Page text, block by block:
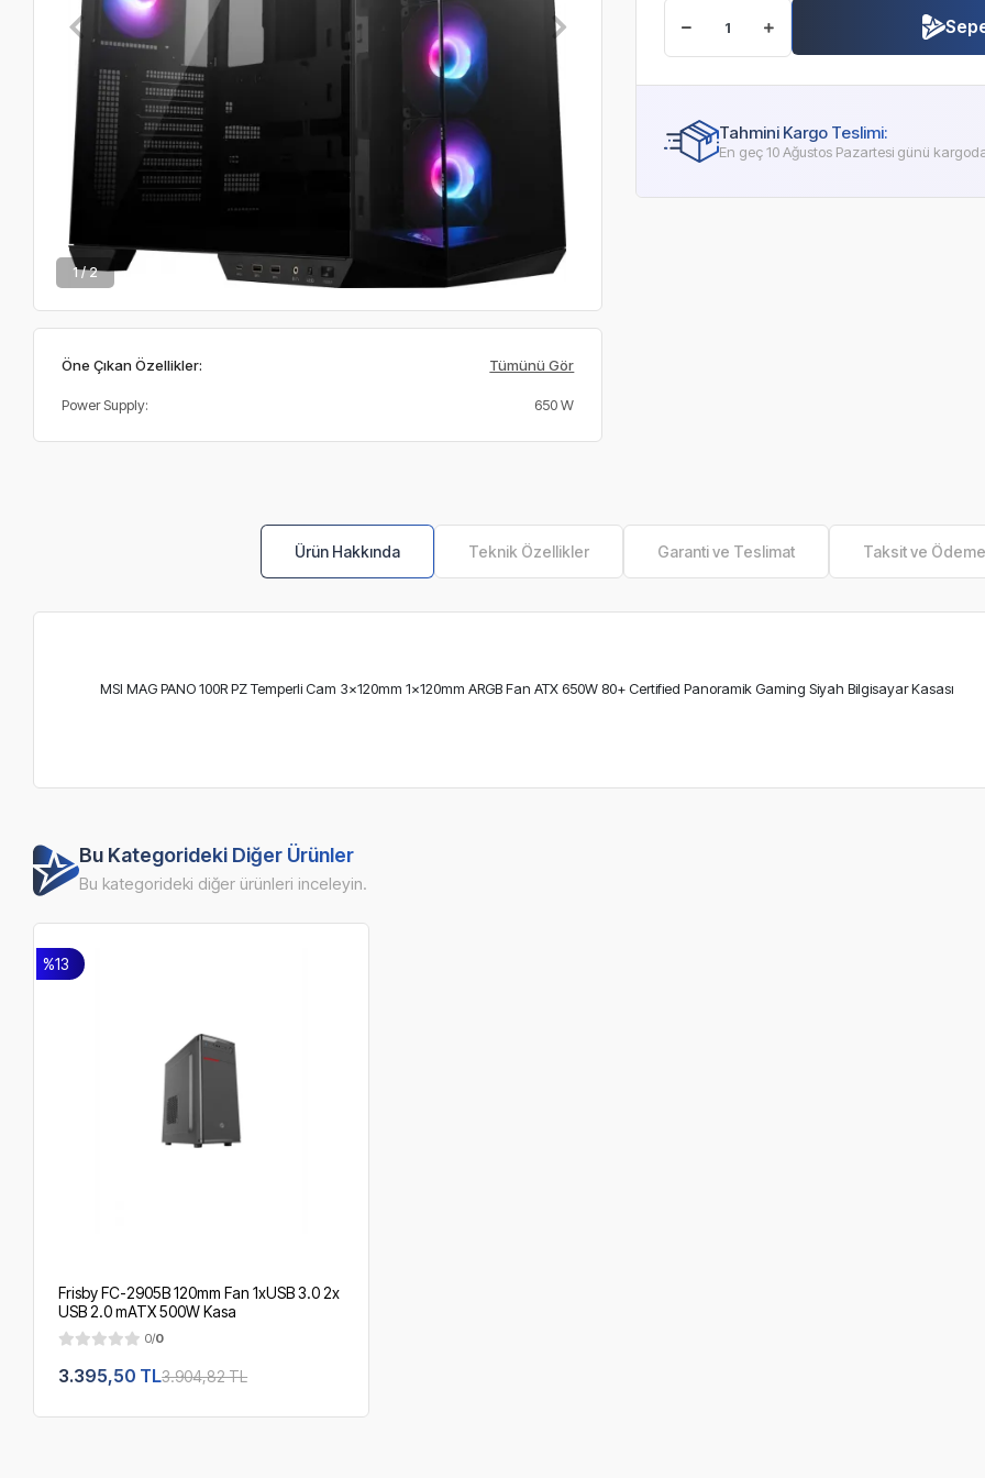
2 / 2
Öne Çıkan Özellikler: Tümünü Gör
Power Supply: 650 W
Tahmini Kargo Teslimi:
En geç 10 Ağustos Pazartesi günü
Ürün Hakkında Teknik Özellikler Garanti ve Teslimat Taksit ve
MSI MAG PANO 100R PZ Temperli Cam 3x120mm 1x120mm ARGB Fan ATX 650W 80+ Certified Panoramik Gaming Siyah Bilgisayar Kasası
Bu Kategorideki Diğer Ürünler
Bu kategorideki diğer ürünleri inceleyin.
%13
Frisby FC-2905B 120mm Fan 1xUSB 3.0 2x
USB 2.0 mATX 500W Kasa
0/0
3.395,50 TL3.904,82 TL